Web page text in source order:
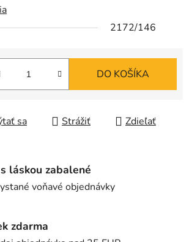
2172/146
DO KOŠÍKA
sa Strážiť Zdieľať
láskou zabalené
voňavé objednávky
zdarma